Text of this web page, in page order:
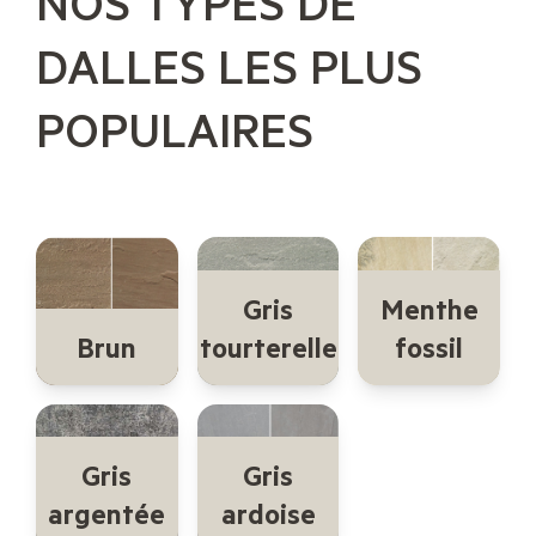
DALLES LES PLUS
POPULAIRES
Brun
Gris
tourterelle
Menthe
fossil
Gris
argentée
Gris
ardoise